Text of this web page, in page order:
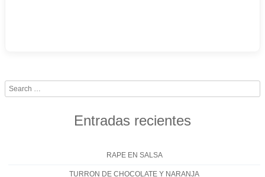
Search
Entradas recientes
RAPE EN SALSA
TURRON DE CHOCOLATE Y NARANJA